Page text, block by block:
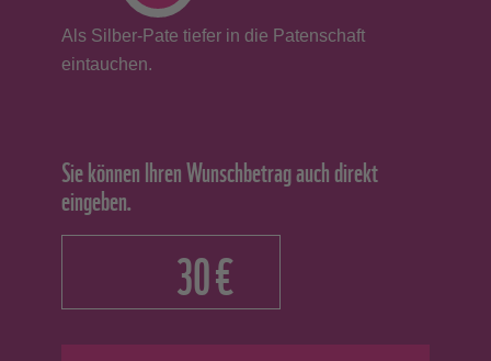
Als Silber-Pate tiefer in die Patenschaft
eintauchen.
Sie können Ihren Wunschbetrag auch direkt
eingeben.
€